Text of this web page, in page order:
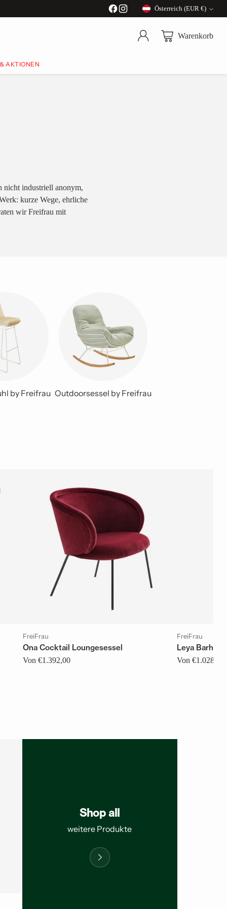
Währung
Österreich (EUR €)
Warenkorb
AKTIONEN
nicht industriell anonym,
kurze Wege, ehrliche
wir Freifrau mit
by Freifrau Outdoorsessel by Freifrau
FreiFrau
Ona Cocktail Loungesessel
Von €1.392,00
FreiFrau
Leya
Von €1.028,00
Shop all
weitere Produkte